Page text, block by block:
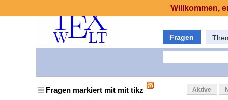
Fragen
Fragen markiert mit mit tikz Aktive
Willkommen,